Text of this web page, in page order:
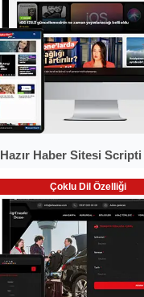
Hazır Haber Sitesi Scripti
Çoklu Dil Özelliği